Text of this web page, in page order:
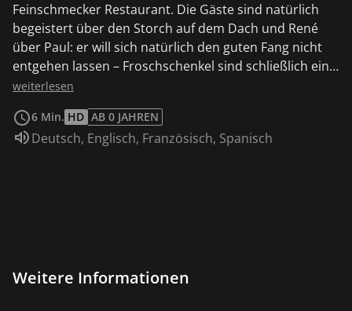
Feinschmecker Restaurant. Die Gäste sind natürlich
begeistert über den Storch auf dem Dach und René
über Paul: er will sich natürlich den guten Fang nicht
entgehen lassen – Froschschenkel sind schließlich eine
Delikatesse! Aber Paul und Lisa sind schneller und
kommen.
weiterlesen
6 Min. HD AB 0 JAHREN
Sprache:
Deutsch, Englisch, Französisch, Spanisch
Weitere Informationen